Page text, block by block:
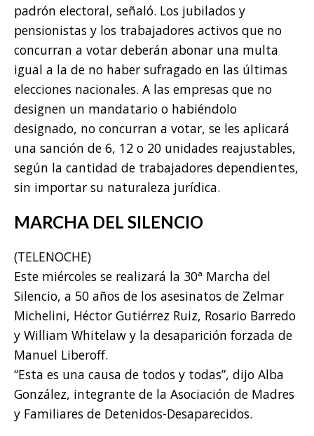
padrón electoral, señaló. Los jubilados y
pensionistas y los trabajadores activos que no
concurran a votar deberán abonar una multa
igual a la de no haber sufragado en las últimas
elecciones nacionales. A las empresas que no
designen un mandatario o habiéndolo
designado, no concurran a votar, se les aplicará
una sanción de 6, 12 o 20 unidades reajustables,
según la cantidad de trabajadores dependientes,
sin importar su naturaleza jurídica.
MARCHA DEL SILENCIO
(TELENOCHE)
Este miércoles se realizará la 30ª Marcha del
Silencio, a 50 años de los asesinatos de Zelmar
Michelini, Héctor Gutiérrez Ruiz, Rosario Barredo
y William Whitelaw y la desaparición forzada de
Manuel Liberoff.
“Esta es una causa de todos y todas”, dijo Alba
González, integrante de la Asociación de Madres
y Familiares de Detenidos-Desaparecidos.